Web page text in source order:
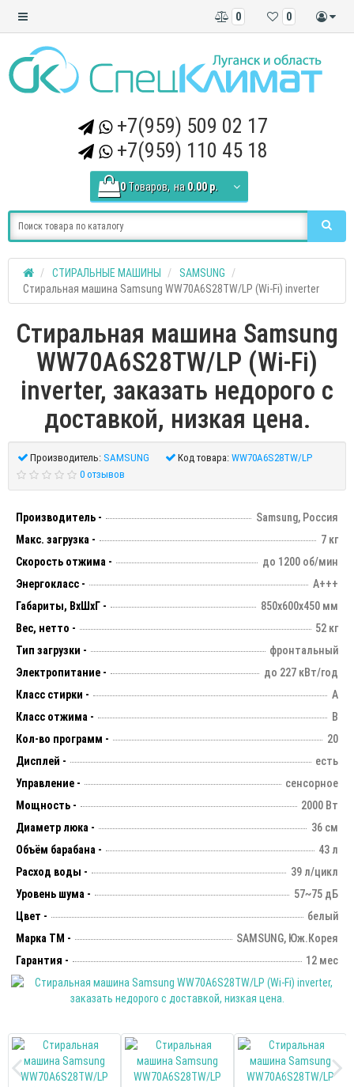
0
0
+7(959) 509 02 17
+7(959) 110 45 18
0 Tоваров, на 0.00 р.
СТИРАЛЬНЫЕ МАШИНЫ
SAMSUNG
Стиральная машина Samsung WW70A6S28TW/LP (Wi-Fi) inverter
Стиральная машина Samsung
WW70A6S28TW/LP (Wi-Fi)
inverter, заказать недорого с
доставкой, низкая цена.
Производитель: SAMSUNG Код товара: WW70A6S28TW/LP
0 отзывов
Производитель -
Samsung, Россия
Макс. загрузка -
7 кг
Скорость отжима -
до 1200 об/мин
Энергокласс -
А+++
Габариты, ВхШхГ -
850х600х450 мм
Вес, нетто -
52 кг
Тип загрузки -
фронтальный
Электропитание -
до 227 кВт/год
Класс стирки -
А
Класс отжима -
B
Кол-во программ -
20
Дисплей -
есть
Управление -
сенсорное
Мощность -
2000 Вт
Диаметр люка -
36 см
Объём барабана -
43 л
Расход воды -
39 л/цикл
Уровень шума -
57~75 дБ
Цвет -
белый
Марка ТМ -
SAMSUNG, Юж.Корея
Гарантия -
12 мес